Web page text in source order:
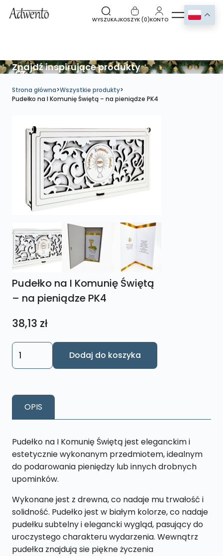
WYSZUKAJKOSZYK (0)KONTO
Znajdź inspirujące produkty
Strona główna>Wszystkie produkty>
Pudełko na I Komunię Świętą – na pieniądze PK4
Pudełko na I Komunię Świętą
– na pieniądze PK4
38,13 zł
ilość
Pudełko
Komunię
Świętą
na
pieniądze
PK4
Dodaj do koszyka
OPIS
Pudełko na I Komunię Świętą jest eleganckim i
estetycznie wykonanym przedmiotem, idealnym
do podarowania pieniędzy lub innych drobnych
upominków.
Wykonane jest z drewna, co nadaje mu trwałość i
solidność. Pudełko jest w białym kolorze, co nadaje
pudełku subtelny i elegancki wygląd, pasujący do
uroczystego charakteru wydarzenia. Wewnątrz
pudełka znajdują sie piękne życzenia